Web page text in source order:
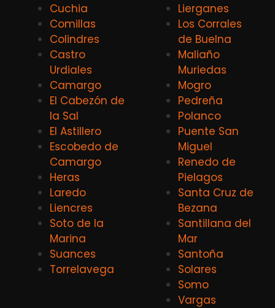
Cuchia
Comillas
Colindres
Castro
Urdiales
Camargo
El Cabezón de
la Sal
El Astillero
Escobedo de
Camargo
Heras
Laredo
Liencres
Soto de la
Marina
Suances
Torrelavega
Lierganes
Los Corrales
de Buelna
Maliaño
Muriedas
Mogro
Pedreña
Polanco
Puente San
Miguel
Renedo de
Pielagos
Santa Cruz de
Bezana
Santillana del
Mar
Santoña
Solares
Somo
Vargas